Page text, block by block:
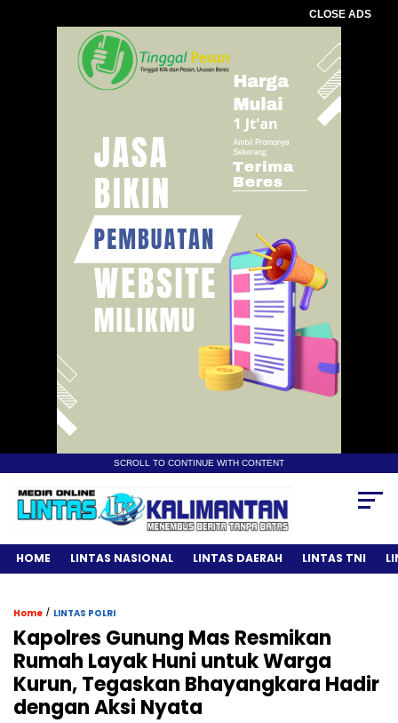
CLOSE ADS
SCROLL TO CONTINUE WITH CONTENT
HOME LINTAS NASIONAL LINTAS DAERAH LINTAS TNI
Home / LINTAS POLRI
Kapolres Gunung Mas Resmikan
Rumah Layak Huni untuk Warga
Kurun, Tegaskan Bhayangkara Hadir
dengan Aksi Nyata